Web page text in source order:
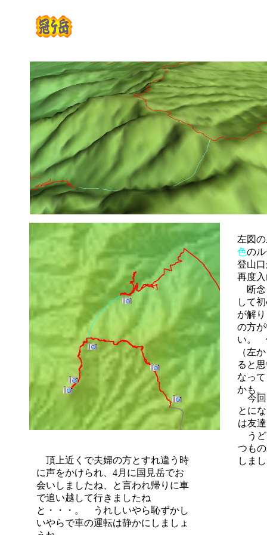
左図
色の
登山
再度
断念
して
が解
の方
い。
（左
ると
なっ
かも。
今回
とに
は友
うど
つも
しま
頂上近くで夫婦の方とすれ違う時
に声をかけられ、4月に国見岳でお
会いしましたね、と言われ帰りに車
で追い越して行きましたね
と・・・。 うれしいやら恥ずかし
いやらで車の運転は静かにしましょ